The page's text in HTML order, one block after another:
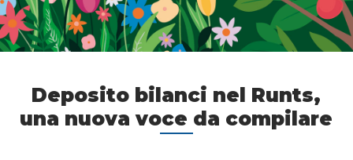
Deposito bilanci nel Runts,
una nuova voce da compilare